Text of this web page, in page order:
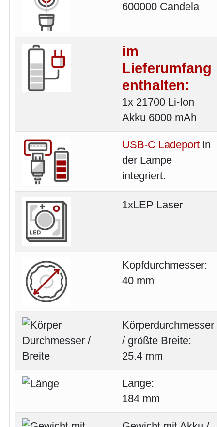
600000 Candela
im
Lieferumfang
enthalten:
1x 21700 Li-Ion
Akku 6000 mAh
USB-C Ladeportin
der Lampe
integriert.
1xLEP Laser
Kopfdurchmesser:
40 mm
Körperdurchmesser
/ größte Breite:
25.4 mm
Länge:
184 mm